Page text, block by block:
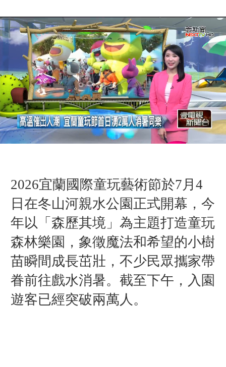
2026宜蘭國際童玩藝術節於7月4
日在冬山河親水公園正式開幕，今
年以「森歷其境」為主題打造童玩
森林樂園， 象徵魔法和希望的小樹
苗瞬間成長茁壯， 不少民眾攜家帶
眷前往戲水消暑。截至下午，入園
遊客已經突破兩萬人。